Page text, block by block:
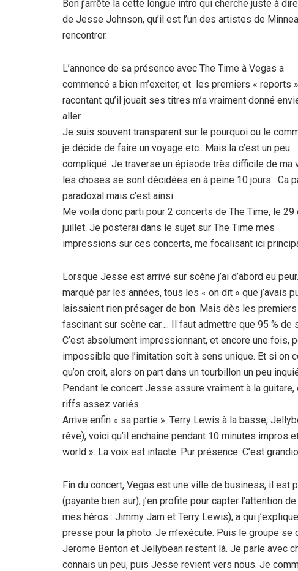
Bon j’arrête la cette longue intro qui cherche juste à
de Jesse Johnson, qu’il est l’un des artistes de
rencontrer.
L’annonce de sa présence avec The Time à Vegas a
commencé a bien m’exciter, et les premiers « reports »
racontant qu’il jouait ses titres m’a vraiment donné
aller.
Je suis souvent transparent sur le pourquoi ou le
je décide de faire un voyage etc.. Mais la c’est un peu
compliqué. Je traverse un épisode très difficile de ma
les choses se sont décidées en à peine 10 jours. Ca
paradoxal mais c’est ainsi.
Me voila donc parti pour 2 concerts de The Time, le 29
juillet. Je posterai dans le sujet sur The Time mes
impressions sur ces concerts, me focalisant ici
Lorsque Jesse est arrivé sur scène j’ai d’abord eu
marqué par les années, tous les « on dit » que j’avais
laissaient rien présager de bon. Mais dès les
fascinant sur scène car…. Il faut admettre que 95 %
C’est absolument impressionnant, et encore une fois,
impossible que l’imitation soit à sens unique. Et si on
qu’on croit, alors on part dans un tourbillon un peu
Pendant le concert Jesse assure vraiment à la
riffs assez variés.
Arrive enfin « sa partie ». Terry Lewis à la basse,
rêve), voici qu’il enchaine pendant 10 minutes impros
world ». La voix est intacte. Pur présence. C’est
Fin du concert, Vegas est une ville de business, il est
(payante bien sur), j’en profite pour capter l’attention
mes héros : Jimmy Jam et Terry Lewis), a qui
presse pour la photo. Je m’exécute. Puis le groupe
Jerome Benton et Jellybean restent là. Je parle avec
connais un peu, puis Jesse revient vers nous. Je